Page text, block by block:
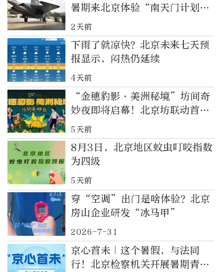
暑期来北京体验“南天门计划”
科幻装备
2天前
下雨了就凉快？北京未来七天预
报显示，闷热仍延续
4天前
“金穗豹影・美洲秘境”坊间奇
妙夜即将启幕！北京坊联动首都
博物馆，打造沉浸式夜游新体验
5天前
8月3日，北京地区蚊虫叮咬指数
为四级
5天前
穿“空调”出门是啥体验？北京
房山企业研发“冰马甲”
2026-7-31
京心首未｜这个暑假，与法同
行！北京检察机关开展暑期青少